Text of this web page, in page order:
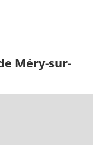
Méry-sur-